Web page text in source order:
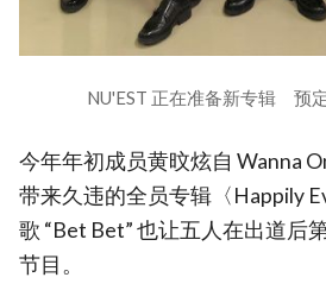
NU'EST 正在准备新专辑 预
今年年初成员黄旼炫自 Wanna
带来久违的全员专辑〈Happily
歌 “Bet Bet” 也让五人在出道后
节目。